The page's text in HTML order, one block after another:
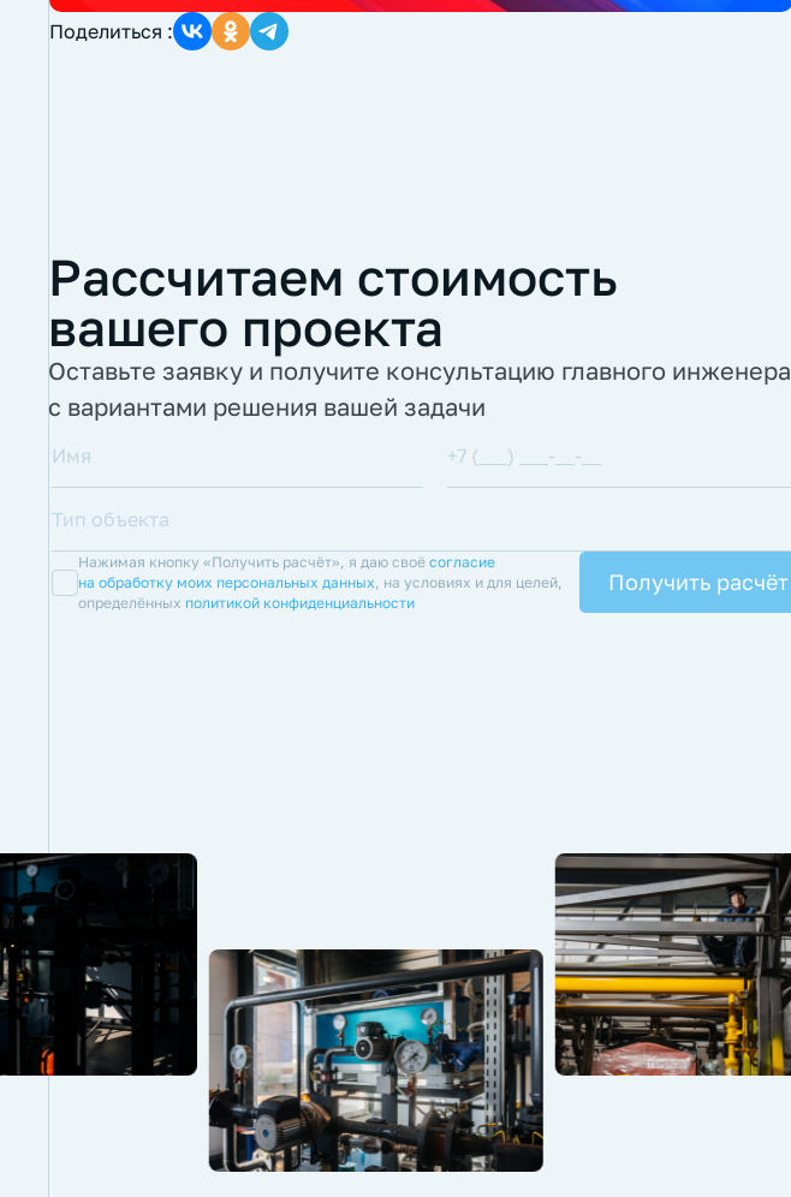
Поделиться :
Рассчитаем стоимость
вашего проекта
Оставьте заявку и получите консультацию главного инженера
с вариантами решения вашей задачи
Нажимая кнопку «Получить расчёт», я даю своё согласие
на обработку моих персональных данных, на условиях и для целей,
определённых политикой конфиденциальности